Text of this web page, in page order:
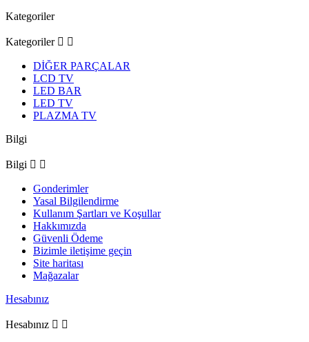
Kategoriler
Kategoriler  
DİĞER PARÇALAR
LCD TV
LED BAR
LED TV
PLAZMA TV
Bilgi
Bilgi  
Gonderimler
Yasal Bilgilendirme
Kullanım Şartları ve Koşullar
Hakkımızda
Güvenli Ödeme
Bizimle iletişime geçin
Site haritası
Mağazalar
Hesabınız
Hesabınız  